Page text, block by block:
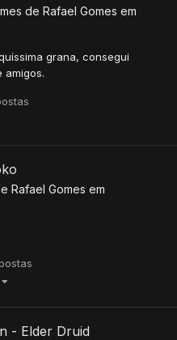
de Rafael Gomes em
grana, consegui
amigos.
Rafael Gomes em
- Elder Druid